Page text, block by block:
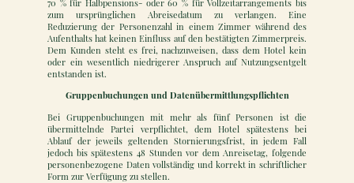
70 % für Halbpensions- oder 60 % für Vollzeitarrangements bis
zum ursprünglichen Abreisedatum zu verlangen. Eine
Reduzierung der Personenzahl in einem Zimmer während des
Aufenthalts hat keinen Einfluss auf den bestätigten Zimmerpreis.
Dem Kunden steht es frei, nachzuweisen, dass dem Hotel kein
oder ein wesentlich niedrigerer Anspruch auf Nutzungsentgelt
entstanden ist.
Gruppenbuchungen und Datenübermittlungspflichten
Bei Gruppenbuchungen mit mehr als fünf Personen ist die
übermittelnde Partei verpflichtet, dem Hotel spätestens bei
Ablauf der jeweils geltenden Stornierungsfrist, in jedem Fall
jedoch bis spätestens 48 Stunden vor dem Anreisetag, folgende
personenbezogene Daten vollständig und korrekt in schriftlicher
Form zur Verfügung zu stellen.